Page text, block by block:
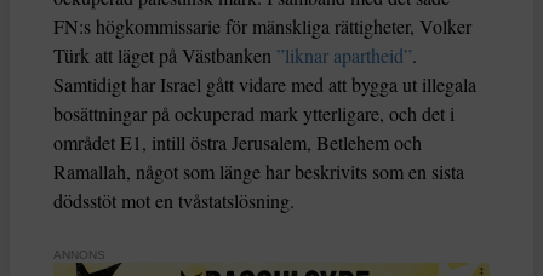
FN:s högkommissarie för mänskliga rättigheter, Volker
Türk att läget på Västbanken ”liknar apartheid”.
Samtidigt har Israel gått vidare med att bygga ut illegala
bosättningar på ockuperad mark ytterligare, och det i
området E1, intill östra Jerusalem, Betlehem och
Ramallah, något som länge har beskrivits som en sista
dödsstöt mot en tvåstatslösning.
ANNONS